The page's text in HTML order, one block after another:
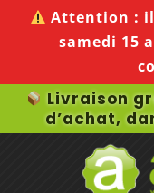
Attention :
samedi 15
Livraison
d’achat,